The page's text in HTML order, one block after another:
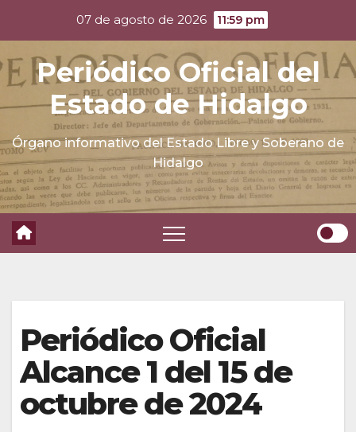
content
07 de agosto de 2026 11:59 pm
Periódico Oficial del
Estado de Hidalgo
Órgano informativo del Estado Libre y Soberano de
Hidalgo
Periódico Oficial
Alcance 1 del 15 de
octubre de 2024